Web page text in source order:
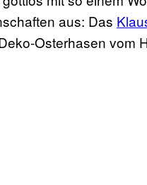
aus: Das
Osterhasen vom